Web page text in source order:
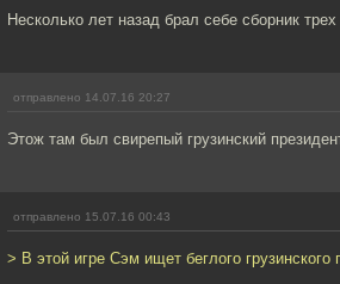
Несколько лет назад брал себе сборник
отправлено 14.07.16 20:27
Этож там был свирепый грузинский
отправлено 15.07.16 00:43
> В этой игре Сэм ищет беглого